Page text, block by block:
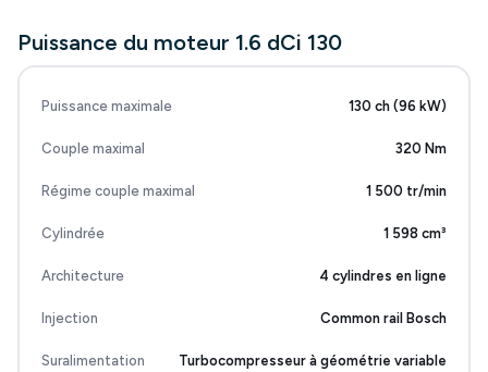
Puissance du moteur 1.6 dCi 130
Puissance maximale 130 ch (96 kW)
Couple maximal 320 Nm
Régime couple maximal 1 500 tr/min
Cylindrée 1 598 cm³
Architecture 4 cylindres en ligne
Injection Common rail Bosch
Suralimentation Turbocompresseur à géométrie variable